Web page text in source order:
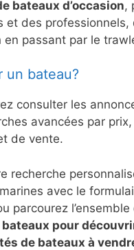
bateaux d’occasion,
et des professionnels,
en passant par le
un bateau?
consulter les
avancées par
de vente.
recherche
avec le
parcourez l’ensemble
pour
de bateaux à